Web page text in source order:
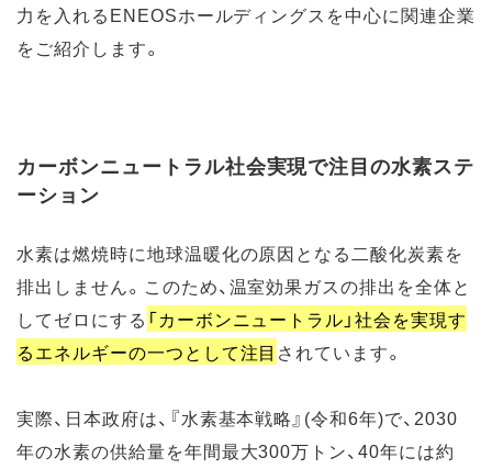
力を入れるENEOSホールディングスを中心に関連企業
をご紹介します。
カーボンニュートラル社会実現で注目の水素ステ
ーション
水素は燃焼時に地球温暖化の原因となる二酸化炭素を
排出しません。このため、温室効果ガスの排出を全体と
してゼロにする 「カーボンニュートラル」社会を実現す
るエネルギーの一つとして注目 されています。
実際、日本政府は、『水素基本戦略』(令和6年)で、2030
年の水素の供給量を年間最大300万トン、40年には約